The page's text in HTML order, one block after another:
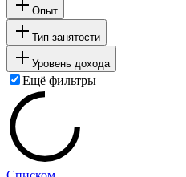
Опыт
Тип занятости
Уровень дохода
Ещё фильтры